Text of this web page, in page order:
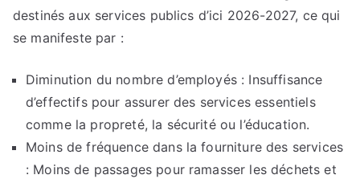
destinés aux services publics d’ici 2026-2027, ce qui
se manifeste par :
Diminution du nombre d’employés : Insuffisance
d’effectifs pour assurer des services essentiels
comme la propreté, la sécurité ou l’éducation.
Moins de fréquence dans la fourniture des services
: Moins de passages pour ramasser les déchets et